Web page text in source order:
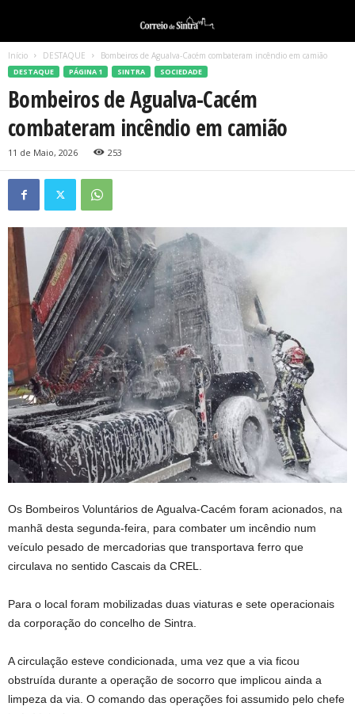
Início DESTAQUE Bombeiros de Agualva-Cacém combateram incêndio em camião
DESTAQUE PÁGINA 1 SINTRA SOCIEDADE
Bombeiros de Agualva-Cacém
combateram incêndio em camião
11 de Maio, 2026 253
Os Bombeiros Voluntários de Agualva-Cacém foram acionados, na
manhã desta segunda-feira, para combater um incêndio num
veículo pesado de mercadorias que transportava ferro que
circulava no sentido Cascais da CREL.
Para o local foram mobilizadas duas viaturas e sete operacionais
da corporação do concelho de Sintra.
A circulação esteve condicionada, uma vez que a via ficou
obstruída durante a operação de socorro que implicou ainda a
limpeza da via. O comando das operações foi assumido pelo chefe